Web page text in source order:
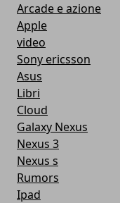
Arcade e azione
Apple
video
Sony ericsson
Asus
Libri
Cloud
Galaxy Nexus
Nexus 3
Nexus s
Rumors
Ipad